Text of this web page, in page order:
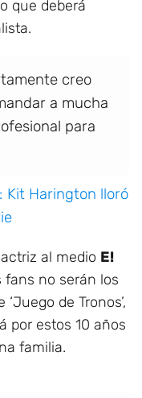
que deberá
creo
a mucha
para
Kit Harington lloró
al medio E!
fans no serán los
de Tronos’,
por estos 10 años
familia.